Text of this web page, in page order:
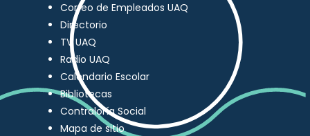
Correo de Empleados UAQ
Directorio
TV UAQ
Radio UAQ
Calendario Escolar
Bibliotecas
Contraloría Social
Mapa de sitio